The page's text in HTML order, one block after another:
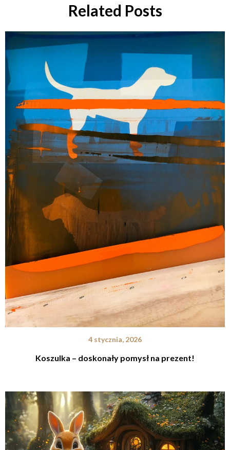
Related Posts
4 stycznia, 2026
Koszulka – doskonały pomysł na prezent!